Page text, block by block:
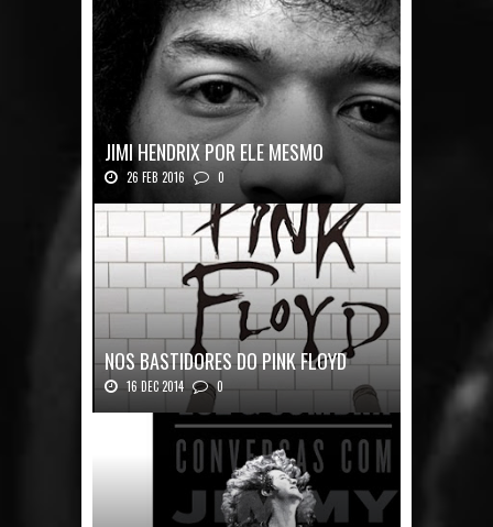
JIMI HENDRIX POR ELE MESMO
26 FEB 2016 0
Texto histórico expõe a mente do mestre J...
NOS BASTIDORES DO PINK FLOYD
16 DEC 2014 0
Nos Bastidores do Pink Floyd Autor: Mark B...